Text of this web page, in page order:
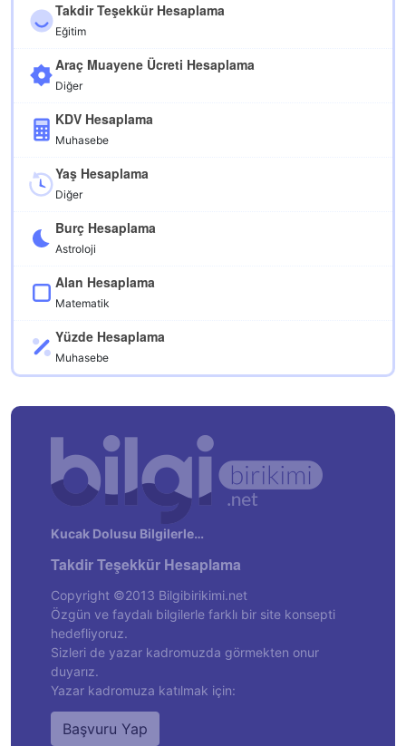
Takdir Teşekkür Hesaplama
Eğitim
Araç Muayene Ücreti Hesaplama
Diğer
KDV Hesaplama
Muhasebe
Yaş Hesaplama
Diğer
Burç Hesaplama
Astroloji
Alan Hesaplama
Matematik
Yüzde Hesaplama
Muhasebe
Kucak Dolusu Bilgilerle…
Takdir Teşekkür Hesaplama
Copyright ©2013 Bilgibirikimi.net
Özgün ve faydalı bilgilerle farklı bir site konsepti
hedefliyoruz.
Sizleri de yazar kadromuzda görmekten onur
duyarız.
Yazar kadromuza katılmak için:
Başvuru Yap